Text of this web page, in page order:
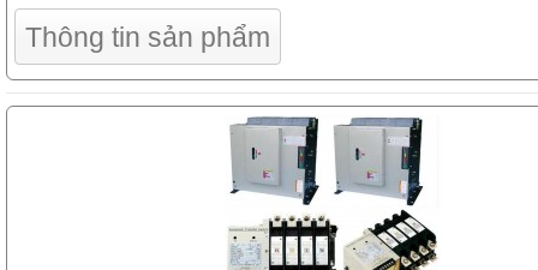
Thông tin sản phẩm